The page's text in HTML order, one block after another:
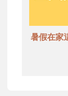
暑假在家